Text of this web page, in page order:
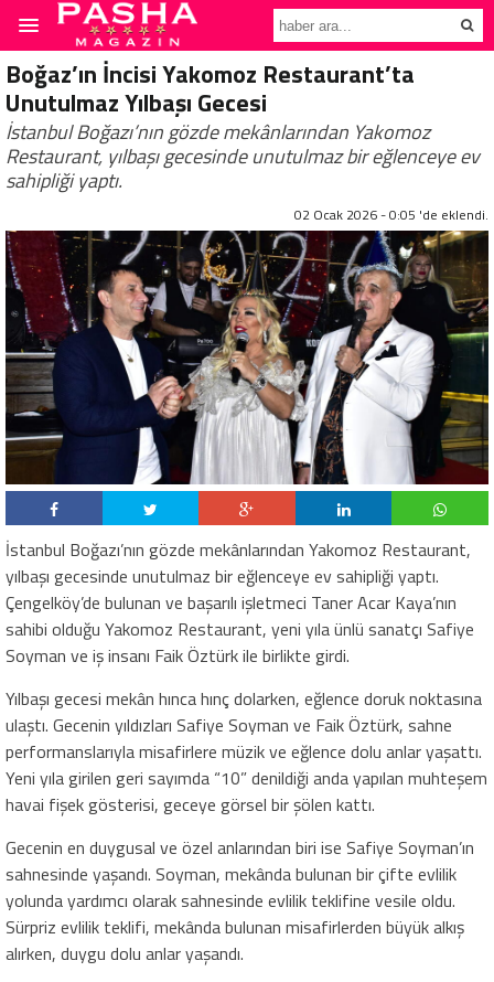
Boğaz’ın İncisi Yakomoz Restaurant’ta
Unutulmaz Yılbaşı Gecesi
İstanbul Boğazı’nın gözde mekânlarından Yakomoz
Restaurant, yılbaşı gecesinde unutulmaz bir eğlenceye ev
sahipliği yaptı.
02 Ocak 2026 - 0:05 'de eklendi.
İstanbul Boğazı’nın gözde mekânlarından Yakomoz Restaurant,
yılbaşı gecesinde unutulmaz bir eğlenceye ev sahipliği yaptı.
Çengelköy’de bulunan ve başarılı işletmeci Taner Acar Kaya’nın
sahibi olduğu Yakomoz Restaurant, yeni yıla ünlü sanatçı Safiye
Soyman ve iş insanı Faik Öztürk ile birlikte girdi.
Yılbaşı gecesi mekân hınca hınç dolarken, eğlence doruk noktasına
ulaştı. Gecenin yıldızları Safiye Soyman ve Faik Öztürk, sahne
performanslarıyla misafirlere müzik ve eğlence dolu anlar yaşattı.
Yeni yıla girilen geri sayımda “10” denildiği anda yapılan muhteşem
havai fişek gösterisi, geceye görsel bir şölen kattı.
Gecenin en duygusal ve özel anlarından biri ise Safiye Soyman’ın
sahnesinde yaşandı. Soyman, mekânda bulunan bir çifte evlilik
yolunda yardımcı olarak sahnesinde evlilik teklifine vesile oldu.
Sürpriz evlilik teklifi, mekânda bulunan misafirlerden büyük alkış
alırken, duygu dolu anlar yaşandı.